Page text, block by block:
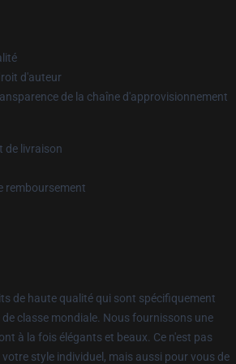
d'auteur
de la chaîne d'approvisionnement
de livraison
remboursement
de haute qualité qui sont spécifiquement
classe mondiale. Nous fournissons une
à la fois élégants et beaux. Ce n'est pas
style individuel, mais aussi pour vous de